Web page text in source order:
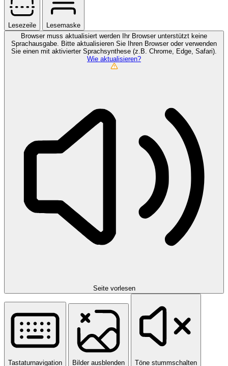
Lesezeile
Lesemaske
Browser muss aktualisiert werden
Ihr Browser unterstützt keine
Sprachausgabe. Bitte aktualisieren Sie Ihren Browser oder verwenden
Sie einen mit aktivierter Sprachsynthese (z.B. Chrome, Edge, Safari).
Wie aktualisieren?
Seite vorlesen
Tastaturnavigation Bilder ausblenden Töne stummschalten